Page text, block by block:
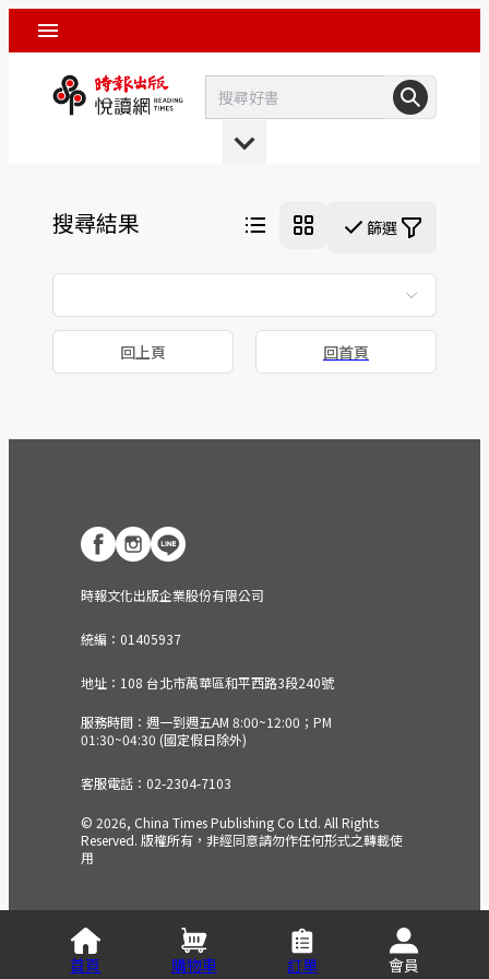
搜尋結果 篩選
回上頁 回首頁
時報文化出版企業股份有限公司
統編：01405937
地址：108 台北市萬華區和平西路3段240號
服務時間：週一到週五AM 8:00~12:00；PM
01:30~04:30 (國定假日除外)
客服電話：02-2304-7103
© 2026, China Times Publishing Co Ltd. All Rights
Reserved. 版權所有，非經同意請勿作任何形式之轉載使
用
首頁 購物車 訂單 會員